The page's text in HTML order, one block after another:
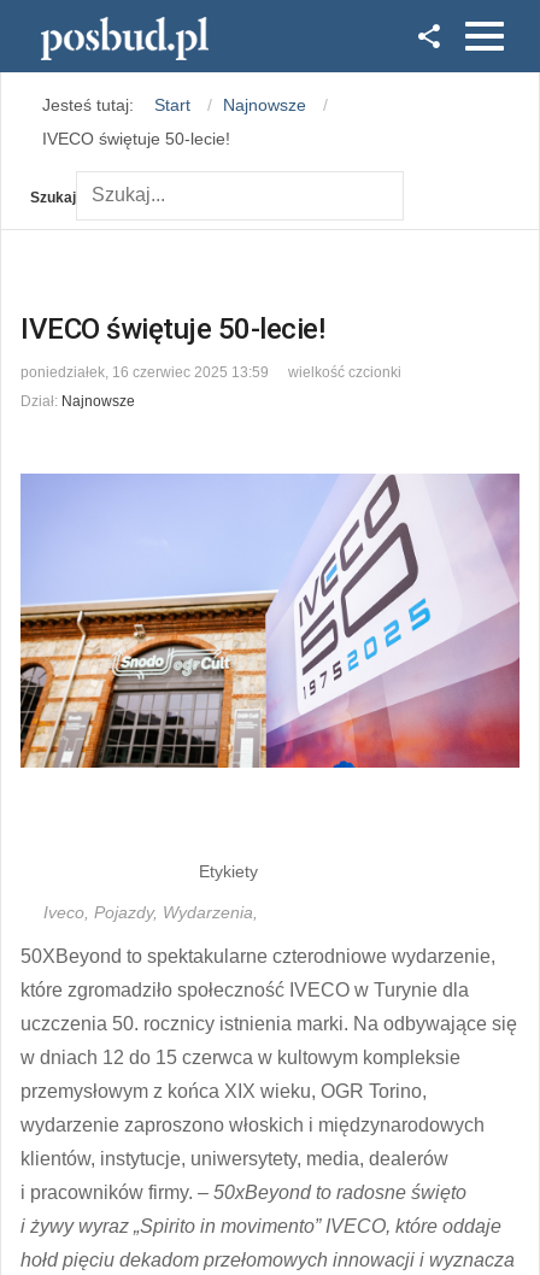
Instagram
Jesteś tutaj: Start
Najnowsze
IVECO świętuje 50-lecie!
Szukaj
IVECO świętuje 50-lecie!
poniedziałek, 16 czerwiec 2025 13:59
wielkość czcionki
Dział: Najnowsze
Etykiety
Iveco, Pojazdy, Wydarzenia,
50XBeyond to spektakularne czterodniowe wydarzenie,
które zgromadziło społeczność IVECO w Turynie dla
uczczenia 50. rocznicy istnienia marki. Na odbywające się
w dniach 12 do 15 czerwca w kultowym kompleksie
przemysłowym z końca XIX wieku, OGR Torino,
wydarzenie zaproszono włoskich i międzynarodowych
klientów, instytucje, uniwersytety, media, dealerów
i pracowników firmy. – 50xBeyond to radosne święto
i żywy wyraz „Spirito in movimento” IVECO, które oddaje
hołd pięciu dekadom przełomowych innowacji i wyznacza